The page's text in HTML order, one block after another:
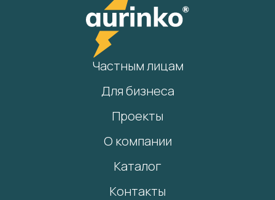
Частным лицам
Для бизнеса
Проекты
О компании
Каталог
Контакты